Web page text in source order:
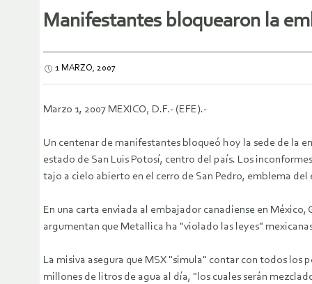
Manifestantes bloquearon la
1 MARZO, 2007
Marzo 1, 2007 MEXICO, D.F.- (EFE).-
Un centenar de manifestantes bloqueó hoy la sede de la
estado de San Luis Potosí, centro del país. Los
tajo a cielo abierto en el cerro de San Pedro, emblema
En una carta enviada al embajador canadiense en
argumentan que Metallica ha "violado las leyes"
La misiva asegura que MSX "simula" contar con todos los
millones de litros de agua al día, "los cuales serán